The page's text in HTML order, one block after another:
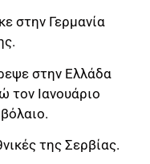
στην Γερμανία
στην Ελλάδα
τον Ιανουάριο
της Σερβίας.